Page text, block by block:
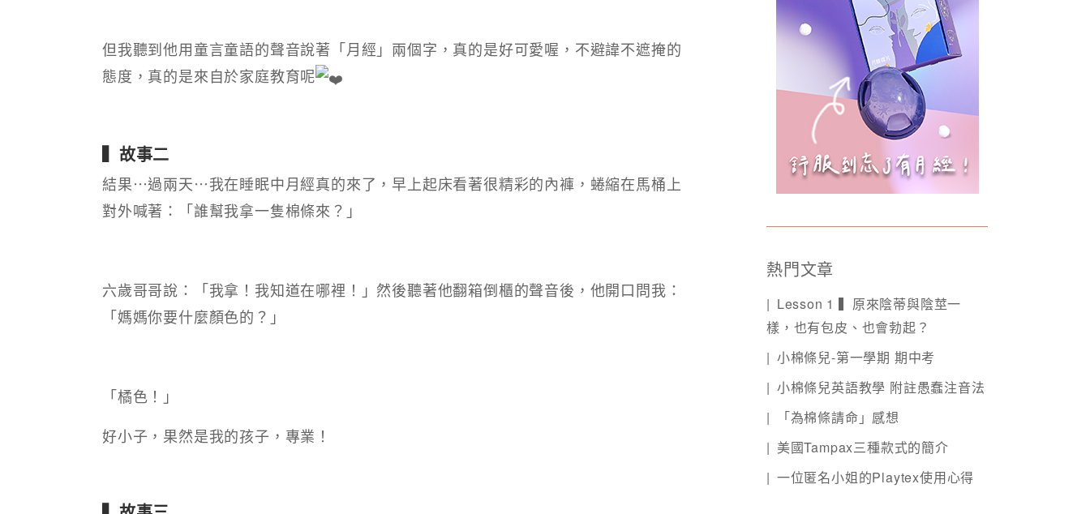
但我聽到他用童言童語的聲音說著「月經」兩個字，真的是好可愛喔，不避諱不遮掩的
態度，真的是來自於家庭教育呢
▍故事二
結果⋯過兩天⋯我在睡眠中月經真的來了，早上起床看著很精彩的內褲，蜷縮在馬桶上
對外喊著：「誰幫我拿一隻棉條來？」
六歲哥哥說：「我拿！我知道在哪裡！」然後聽著他翻箱倒櫃的聲音後，他開口問我：
「媽媽你要什麼顏色的？」
「橘色！」
好小子，果然是我的孩子，專業！
熱門文章
Lesson 1 ▍原來陰蒂與陰莖一
樣，也有包皮、也會勃起？
小棉條兒-第一學期 期中考
小棉條兒英語教學 附註愚蠢注音法
「為棉條請命」感想
美國Tampax三種款式的簡介
一位匿名小姐的Playtex使用心得